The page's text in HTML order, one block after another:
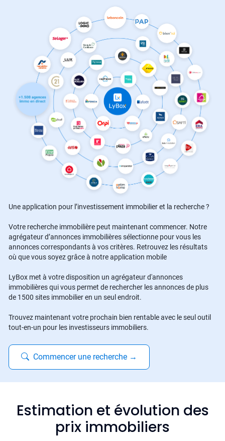
Une application pour l’investissement immobilier et la recherche ?
Votre recherche immobilière peut maintenant commencer. Notre
agrégateur d’annonces immobilières sélectionne pour vous les
annonces correspondants à vos critères. Retrouvez les résultats
où que vous soyez grâce à notre application mobile
LyBox met à votre disposition un agrégateur d'annonces
immobilières qui vous permet de rechercher les annonces de plus
de 1500 sites immobilier en un seul endroit.
Trouvez maintenant votre prochain bien rentable avec le seul outil
tout-en-un pour les investisseurs immobiliers.
Commencer une recherche →
Estimation et évolution des
prix immobiliers